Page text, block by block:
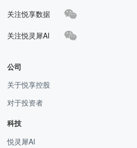
关注悦享数据
关注悦灵犀AI
公司
关于悦享控股
对于投资者
科技
悦灵犀AI